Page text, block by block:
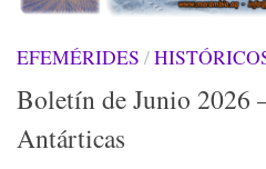
EFEMÉRIDES /
Boletín de Junio 2026
Antárticas